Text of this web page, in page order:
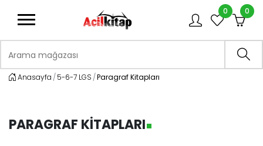
0 0
Anasayfa 5-6-7 LGS Paragraf Kitapları
PARAGRAF KITAPLARI